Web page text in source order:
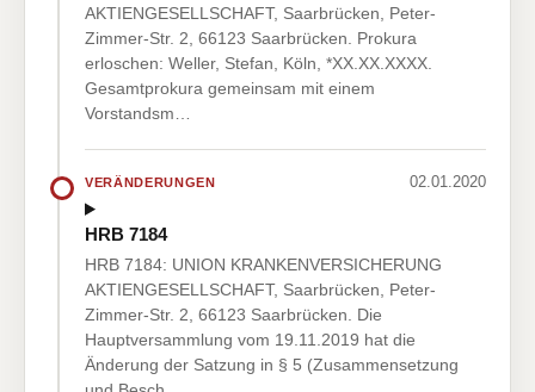
AKTIENGESELLSCHAFT, Saarbrücken, Peter-
Zimmer-Str. 2, 66123 Saarbrücken. Prokura
erloschen: Weller, Stefan, Köln, *XX.XX.XXXX.
Gesamtprokura gemeinsam mit einem
Vorstandsm…
VERÄNDERUNGEN 02.01.2020
HRB 7184
HRB 7184: UNION KRANKENVERSICHERUNG
AKTIENGESELLSCHAFT, Saarbrücken, Peter-
Zimmer-Str. 2, 66123 Saarbrücken. Die
Hauptversammlung vom 19.11.2019 hat die
Änderung der Satzung in § 5 (Zusammensetzung